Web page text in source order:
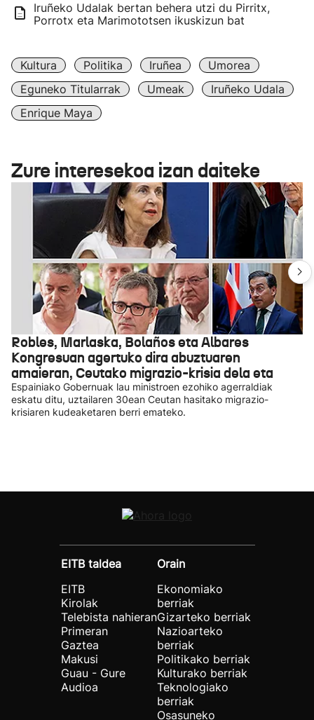
Iruñeko Udalak bertan behera utzi du Pirritx,
Porrotx eta Marimototsen ikuskizun bat
Kultura Politika Iruñea
Umorea
Eguneko Titularrak
Umeak
Iruñeko Udala
Enrique Maya
Zure interesekoa izan daiteke
Robles, Marlaska, Bolaños eta Albares
Kongresuan agertuko dira abuztuaren
amaieran, Ceutako migrazio-krisia dela eta
Espainiako Gobernuak lau ministroen ezohiko agerraldiak
eskatu ditu, uztailaren 30ean Ceutan hasitako migrazio-
krisiaren kudeaketaren berri emateko.
EITB taldea
EITB
Kirolak
Telebista nahieran
Primeran
Gaztea
Makusi
Guau - Gure
Audioa
Orain
Ekonomiako
berriak
Gizarteko berriak
Nazioarteko
berriak
Politikako berriak
Kulturako berriak
Teknologiako
berriak
Osasuneko